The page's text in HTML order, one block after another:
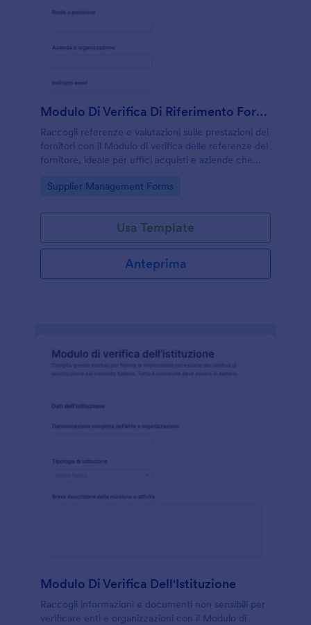
Modulo Di Verifica Di Riferimento Fornitore
Raccogli referenze e valutazioni sulle prestazioni dei
fornitori con il Modulo di verifica delle referenze del
fornitore, ideale per uffici acquisti e aziende che
Go to Category:
Supplier Management Forms
Usa Template
Anteprima
Modulo Di Verifica Dell'Istituzione
Raccogli informazioni e documenti non sensibili per
verificare enti e organizzazioni con il Modulo di